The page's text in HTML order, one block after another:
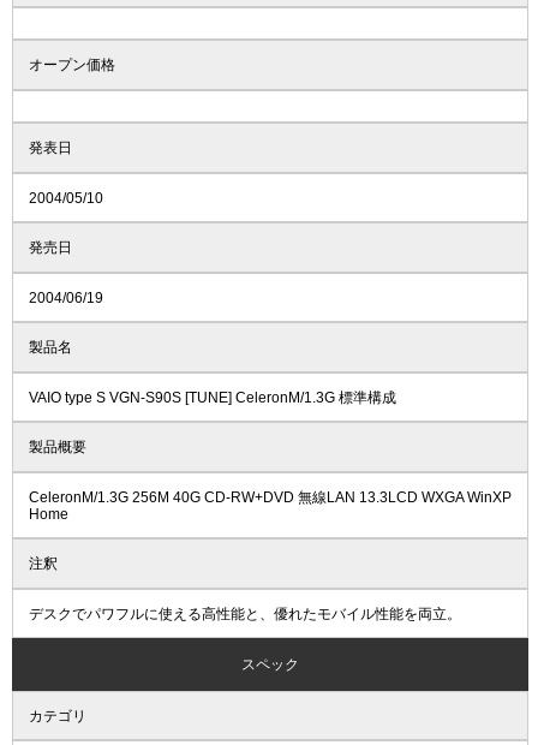
オープン価格
発表日
2004/05/10
発売日
2004/06/19
製品名
VAIO type S VGN-S90S [TUNE] CeleronM/1.3G 標準構成
製品概要
CeleronM/1.3G 256M 40G CD-RW+DVD 無線LAN 13.3LCD WXGA WinXP
Home
注釈
デスクでパワフルに使える高性能と、優れたモバイル性能を両立。
スペック
カテゴリ